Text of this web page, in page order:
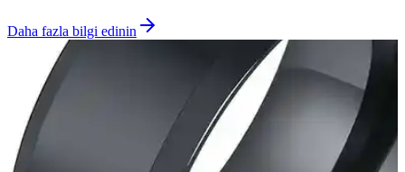
Daha fazla bilgi edinin